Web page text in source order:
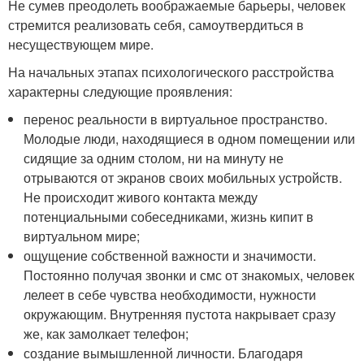
Не сумев преодолеть воображаемые барьеры, человек
стремится реализовать себя, самоутвердиться в
несуществующем мире.
На начальных этапах психологического расстройства
характерны следующие проявления:
перенос реальности в виртуальное пространство.
Молодые люди, находящиеся в одном помещении или
сидящие за одним столом, ни на минуту не
отрываются от экранов своих мобильных устройств.
Не происходит живого контакта между
потенциальными собеседниками, жизнь кипит в
виртуальном мире;
ощущение собственной важности и значимости.
Постоянно получая звонки и смс от знакомых, человек
лелеет в себе чувства необходимости, нужности
окружающим. Внутренняя пустота накрывает сразу
же, как замолкает телефон;
создание вымышленной личности. Благодаря